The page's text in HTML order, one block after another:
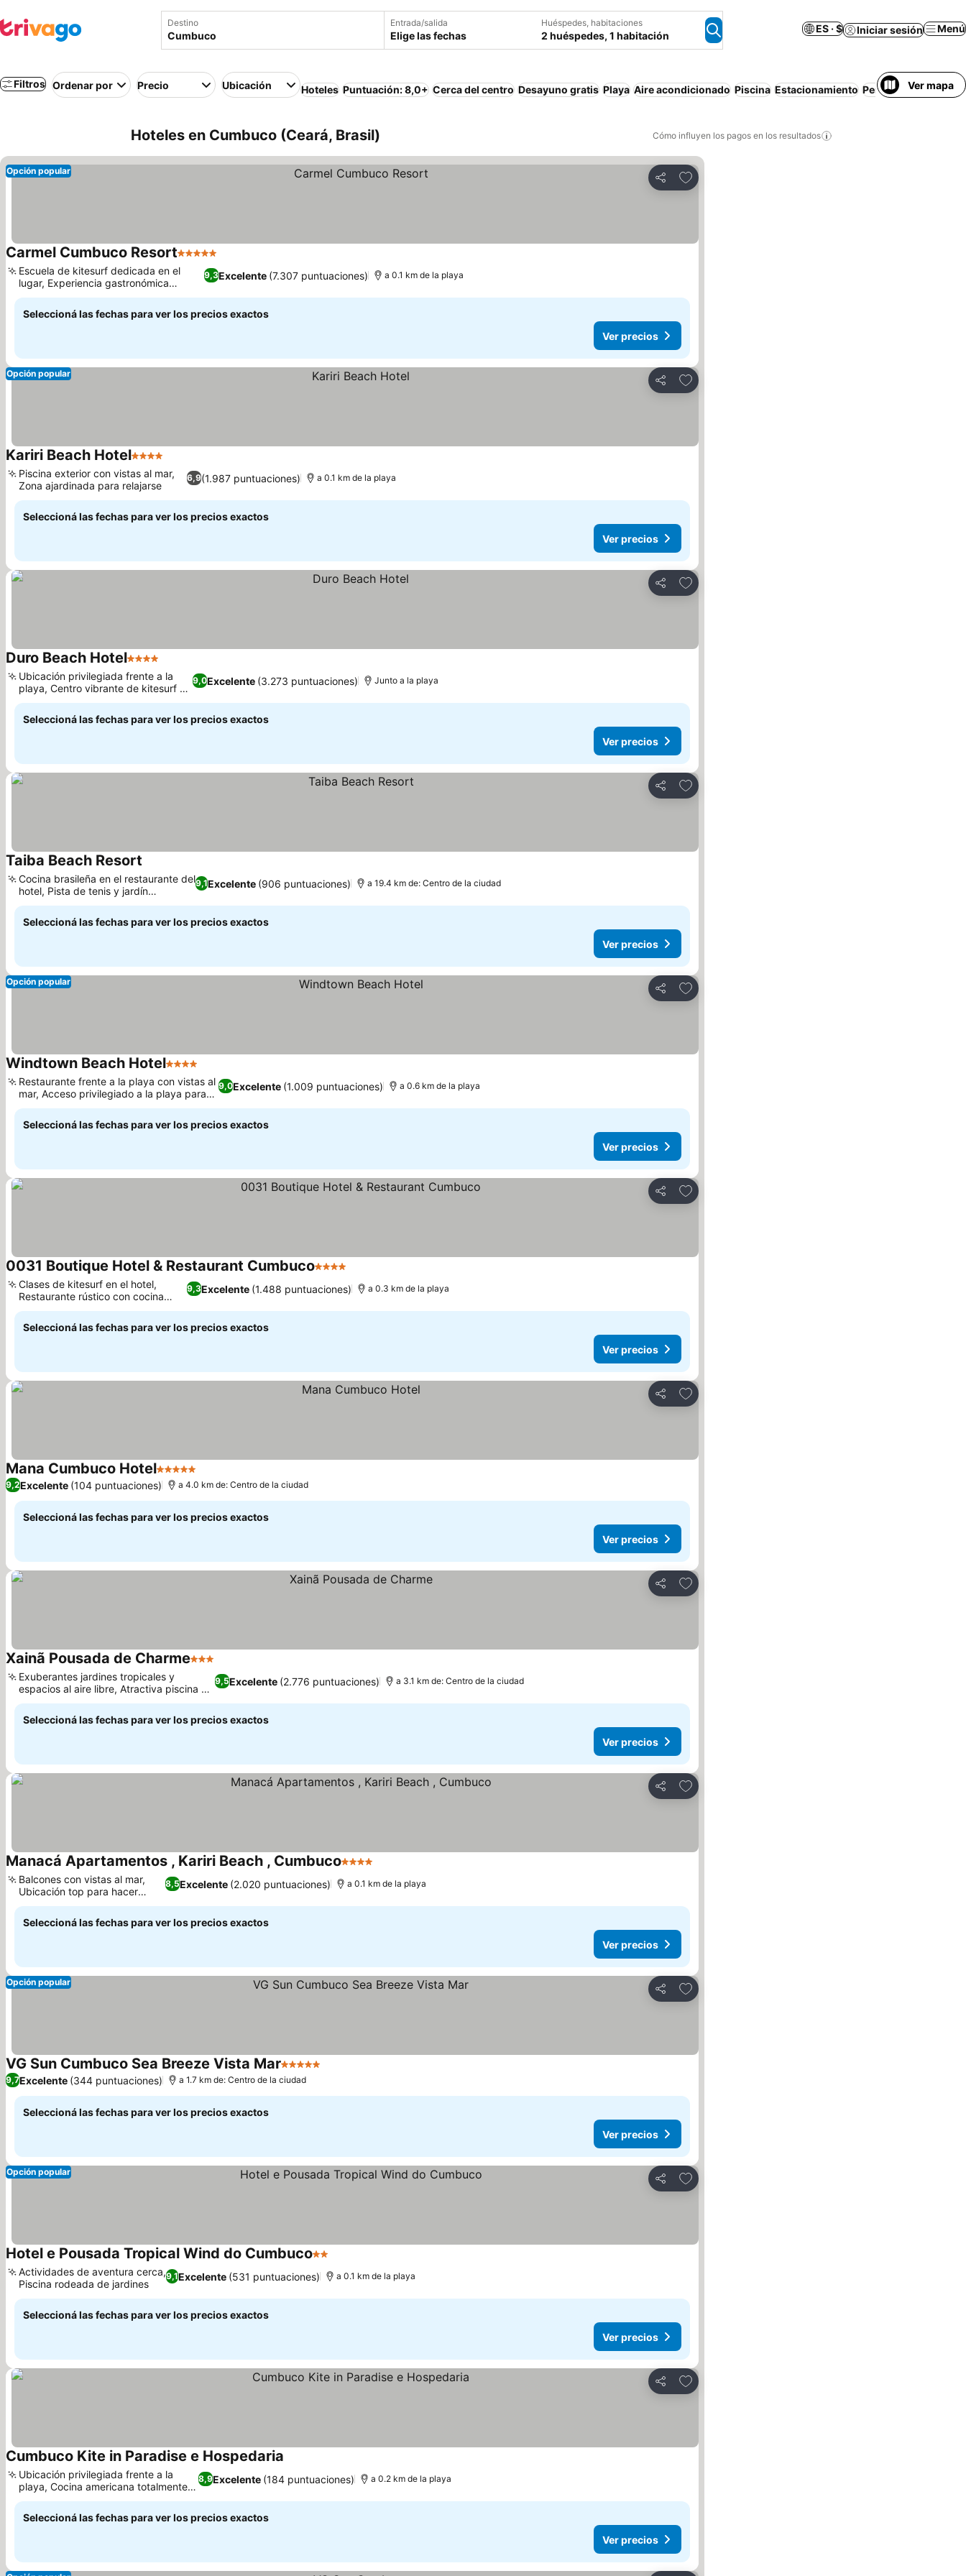
Destino Entrada/salida
Elige las fechas
Huéspedes, habitaciones
2 huéspedes, 1 habitación
ES · $ Iniciar sesión Menú
Filtros Ordenar por Precio Ubicación Hoteles Puntuación: 8,0+ Cerca del centro Desayuno gratis Playa Aire acondicionado Piscina Estacionamiento Pensión completa
Ver mapa
Hoteles en Cumbuco (Ceará, Brasil) Cómo influyen los pagos en los resultados
Compartir
Añadir a favoritos
Opción popular
Carmel Cumbuco Resort5 Estrellas
9,3Excelente (7.307 puntuaciones)
Escuela de kitesurf dedicada en el
lugar, Experiencia gastronómica
gourmet a la carta
a 0.1 km de la playa
Seleccioná las fechas para ver los precios exactos
Ver precios
Compartir
Añadir a favoritos
Opción popular
Kariri Beach Hotel4 Estrellas
6,9(1.987 puntuaciones)
Piscina exterior con vistas al mar,
Zona ajardinada para relajarse
a 0.1 km de la playa
Seleccioná las fechas para ver los precios exactos
Ver precios
Compartir
Añadir a favoritos
Duro Beach Hotel4 Estrellas
9,0Excelente (3.273 puntuaciones)
Ubicación privilegiada frente a la
playa, Centro vibrante de kitesurf y
windsurf
Junto a la playa
Seleccioná las fechas para ver los precios exactos
Ver precios
Compartir
Añadir a favoritos
Taiba Beach Resort
9,1Excelente (906 puntuaciones)
Cocina brasileña en el restaurante del
hotel, Pista de tenis y jardín
exuberante
a 19.4 km de: Centro de la ciudad
Seleccioná las fechas para ver los precios exactos
Ver precios
Compartir
Añadir a favoritos
Opción popular
Windtown Beach Hotel4 Estrellas
9,0Excelente (1.009 puntuaciones)
Restaurante frente a la playa con vistas al
mar, Acceso privilegiado a la playa para
hacer kitesurf
a 0.6 km de la playa
Seleccioná las fechas para ver los precios exactos
Ver precios
Compartir
Añadir a favoritos
0031 Boutique Hotel & Restaurant Cumbuco4 Estrellas
9,3Excelente (1.488 puntuaciones)
Clases de kitesurf en el hotel,
Restaurante rústico con cocina
internacional
a 0.3 km de la playa
Seleccioná las fechas para ver los precios exactos
Ver precios
Compartir
Añadir a favoritos
Mana Cumbuco Hotel5 Estrellas
9,2Excelente (104 puntuaciones) a 4.0 km de: Centro de la ciudad
Seleccioná las fechas para ver los precios exactos
Ver precios
Compartir
Añadir a favoritos
Xainã Pousada de Charme3 Estrellas
9,5Excelente (2.776 puntuaciones)
Exuberantes jardines tropicales y
espacios al aire libre, Atractiva piscina al
aire libre y jacuzzi.
a 3.1 km de: Centro de la ciudad
Seleccioná las fechas para ver los precios exactos
Ver precios
Compartir
Añadir a favoritos
Manacá Apartamentos , Kariri Beach , Cumbuco4 Estrellas
8,5Excelente (2.020 puntuaciones)
Balcones con vistas al mar,
Ubicación top para hacer
kitesurf
a 0.1 km de la playa
Seleccioná las fechas para ver los precios exactos
Ver precios
Compartir
Añadir a favoritos
Opción popular
VG Sun Cumbuco Sea Breeze Vista Mar5 Estrellas
9,7Excelente (344 puntuaciones) a 1.7 km de: Centro de la ciudad
Seleccioná las fechas para ver los precios exactos
Ver precios
Compartir
Añadir a favoritos
Opción popular
Hotel e Pousada Tropical Wind do Cumbuco2 Estrellas
9,1Excelente (531 puntuaciones)
Actividades de aventura cerca,
Piscina rodeada de jardines
a 0.1 km de la playa
Seleccioná las fechas para ver los precios exactos
Ver precios
Compartir
Añadir a favoritos
Cumbuco Kite in Paradise e Hospedaria
8,9Excelente (184 puntuaciones)
Ubicación privilegiada frente a la
playa, Cocina americana totalmente
equipada
a 0.2 km de la playa
Seleccioná las fechas para ver los precios exactos
Ver precios